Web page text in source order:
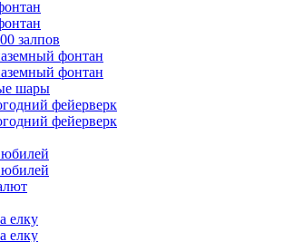
залпов
фонтан
фонтан
шары
фейерверк
фейерверк
елку
елку